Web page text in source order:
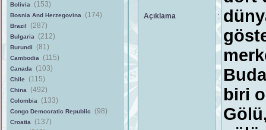
Bolivia (153)
Bosnia And Herzegovina (174)
Brazil (287)
Bulgaria (212)
Burundi (81)
Cambodia (115)
Canada (103)
Chile (115)
China (492)
Colombia (133)
Congo Democratic Republic (98)
Croatia (137)
Açıklama :
biri